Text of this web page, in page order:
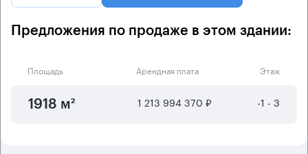
Предложения по продаже в этом здании:
Площадь Арендная плата Этаж
1918 м² 1 213 994 370 ₽ -1 - 3